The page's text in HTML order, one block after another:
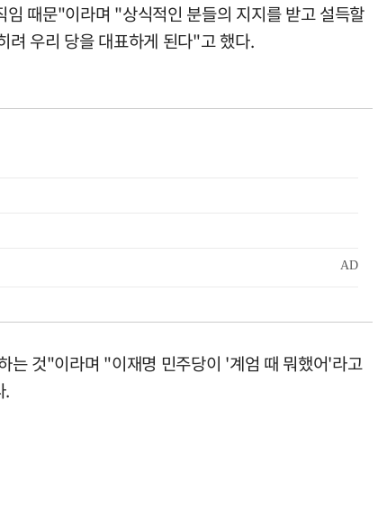
때문"이라며 "상식적인 분들의 지지를 받고 설득할
려 우리 당을 대표하게 된다"고 했다.
는 것"이라며 "이재명 민주당이 '계엄 때 뭐했어'라고
.